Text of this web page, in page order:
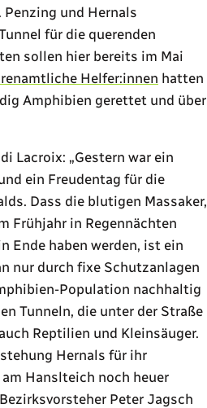
und Hernals
für die querenden
sollen hier bereits im Mai
Helfer:innen hatten
Amphibien gerettet und über
Lacroix: „Gestern war ein
ein Freudentag für die
Dass die blutigen Massaker,
Frühjahr in Regennächten
Ende haben werden, ist ein
nur durch fixe Schutzanlagen
Population nachhaltig
Tunneln, die unter der Straße
Reptilien und Kleinsäuger.
Hernals für ihr
Hanslteich noch heuer
Peter Jagsch